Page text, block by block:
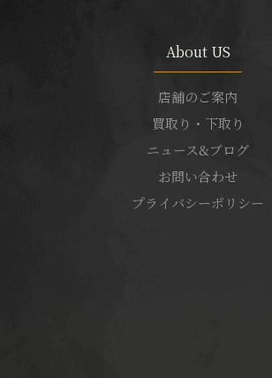
About US
店舗のご案内
買取り・下取り
ニュース&ブログ
お問い合わせ
プライバシーポリシー